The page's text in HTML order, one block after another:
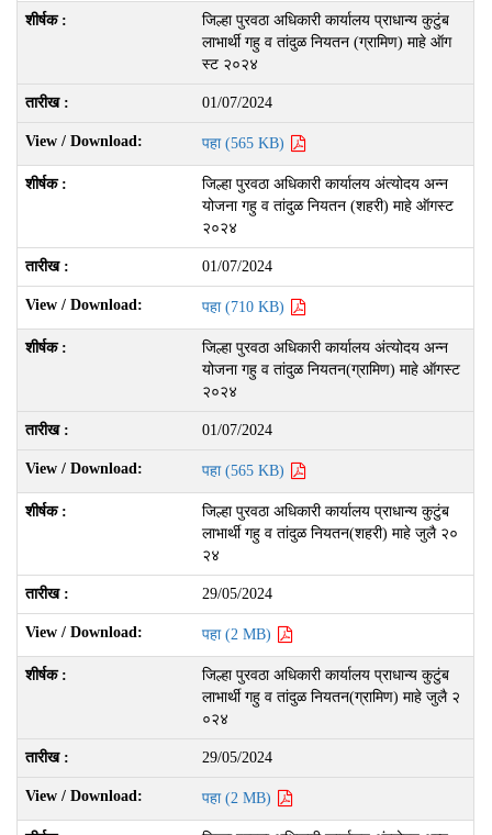
जिल्हा पुरवठा अधिकारी कार्यालय प्राधान्य कुटुंब
लाभार्थी गहु व तांदुळ नियतन (ग्रामिण) माहे ऑग
स्ट २०२४
01/07/2024
पहा (565 KB)
जिल्हा पुरवठा अधिकारी कार्यालय अंत्योदय अन्न
योजना गहु व तांदुळ नियतन (शहरी) माहे ऑगस्ट
२०२४
01/07/2024
पहा (710 KB)
जिल्हा पुरवठा अधिकारी कार्यालय अंत्योदय अन्न
योजना गहु व तांदुळ नियतन(ग्रामिण) माहे ऑगस्ट
२०२४
01/07/2024
पहा (565 KB)
जिल्हा पुरवठा अधिकारी कार्यालय प्राधान्य कुटुंब
लाभार्थी गहु व तांदुळ नियतन(शहरी) माहे जुलै २०
२४
29/05/2024
पहा (2 MB)
जिल्हा पुरवठा अधिकारी कार्यालय प्राधान्य कुटुंब
लाभार्थी गहु व तांदुळ नियतन(ग्रामिण) माहे जुलै २
०२४
29/05/2024
पहा (2 MB)